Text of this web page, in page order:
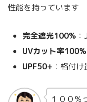
性能を持っています
完全遮光100%
UVカット率100%
UPF50+ ：格付
１００％